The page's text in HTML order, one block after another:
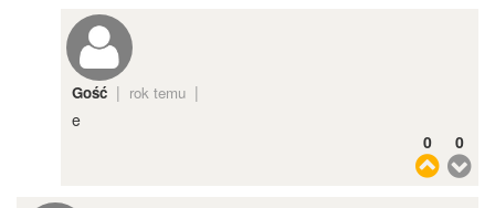
Gość | rok temu |
e
0
0